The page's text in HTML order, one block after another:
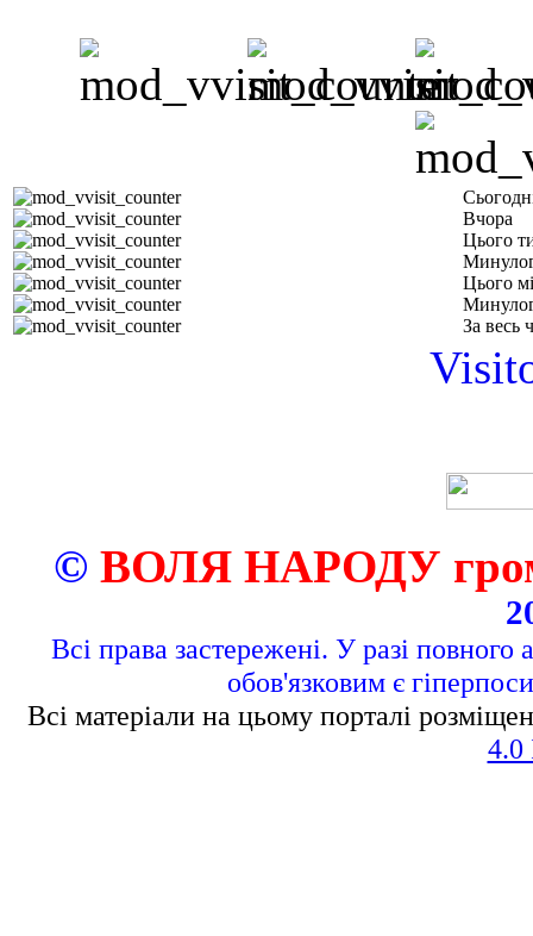
Вчора
Цього
Цього
За весь
© ВОЛЯ НАРОДУ
Всі права застережені. У разі повного
обов'язковим є
Всі матеріали на цьому порталі
4.0